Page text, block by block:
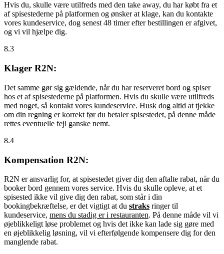
Hvis du, skulle være utilfreds med den take away, du har købt fra et
af spisestederne på platformen og ønsker at klage, kan du kontakte
vores kundeservice, dog senest 48 timer efter bestillingen er afgivet,
og vi vil hjælpe dig.
8.3
Klager R2N:
Det samme gør sig gældende, når du har reserveret bord og spiser
hos et af spisestederne på platformen. Hvis du skulle være utilfreds
med noget, så kontakt vores kundeservice. Husk dog altid at tjekke
om din regning er korrekt førdu betaler spisestedet, på denne måde
rettes eventuelle fejl ganske nemt.
8.4
Kompensation R2N:
R2N er ansvarlig for, at spisestedet giver dig den aftalte rabat, når du
booker bord gennem vores service. Hvis du skulle opleve, at et
spisested ikke vil give dig den rabat, som står i din
bookingbekræftelse, er det vigtigt at du straks ringer til
kundeservice, mens du stadig er i restauranten. På denne måde vil vi
øjeblikkeligt løse problemet og hvis det ikke kan lade sig gøre med
en øjeblikkelig løsning, vil vi efterfølgende kompensere dig for den
manglende rabat.